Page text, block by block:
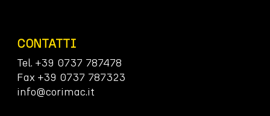
CONTATTI
Tel. +39 0737 787478
Fax +39 0737 787323
info@corimac.it